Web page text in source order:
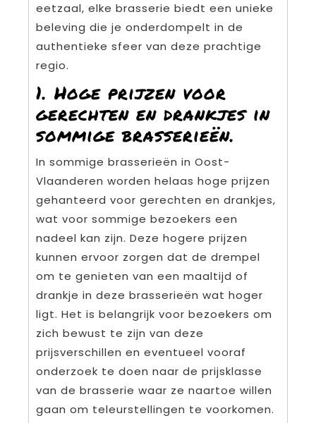
eetzaal, elke brasserie biedt een unieke
beleving die je onderdompelt in de
authentieke sfeer van deze prachtige
regio.
1. Hoge prijzen voor
gerechten en drankjes in
sommige brasserieën.
In sommige brasserieën in Oost-
Vlaanderen worden helaas hoge prijzen
gehanteerd voor gerechten en drankjes,
wat voor sommige bezoekers een
nadeel kan zijn. Deze hogere prijzen
kunnen ervoor zorgen dat de drempel
om te genieten van een maaltijd of
drankje in deze brasserieën wat hoger
ligt. Het is belangrijk voor bezoekers om
zich bewust te zijn van deze
prijsverschillen en eventueel vooraf
onderzoek te doen naar de prijsklasse
van de brasserie waar ze naartoe willen
gaan om teleurstellingen te voorkomen.